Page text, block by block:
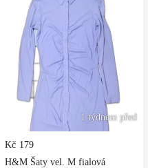
1 týdnem před
Kč 179
H&M Šaty vel. M fialová